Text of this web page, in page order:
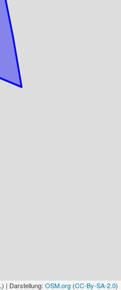
) | Darstellung: OSM.org (CC-By-SA-2.0)